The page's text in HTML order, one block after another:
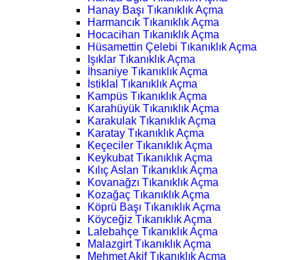
Hanay Başı Tıkanıklık Açma
Harmancık Tıkanıklık Açma
Hocacihan Tıkanıklık Açma
Hüsamettin Çelebi Tıkanıklık Açma
Işıklar Tıkanıklık Açma
İhsaniye Tıkanıklık Açma
İstiklal Tıkanıklık Açma
Kampüs Tıkanıklık Açma
Karahüyük Tıkanıklık Açma
Karakulak Tıkanıklık Açma
Karatay Tıkanıklık Açma
Keçeciler Tıkanıklık Açma
Keykubat Tıkanıklık Açma
Kılıç Aslan Tıkanıklık Açma
Kovanağzı Tıkanıklık Açma
Kozağaç Tıkanıklık Açma
Köprü Başı Tıkanıklık Açma
Köyceğiz Tıkanıklık Açma
Lalebahçe Tıkanıklık Açma
Malazgirt Tıkanıklık Açma
Mehmet Akif Tıkanıklık Açma